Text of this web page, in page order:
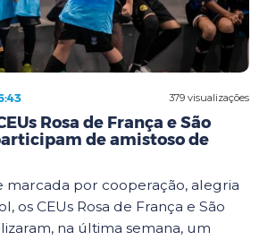
379 visualizações
Rosa de França e São
de amistoso de
marcada por cooperação, alegria
os CEUs Rosa de França e São
na última semana, um